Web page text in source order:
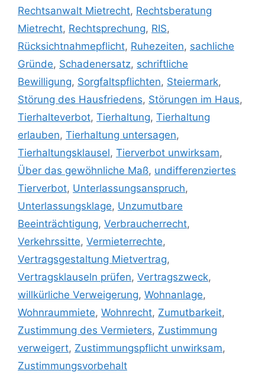
Rechtsanwalt Mietrecht, Rechtsberatung
Mietrecht, Rechtsprechung, RIS,
Rücksichtnahmepflicht, Ruhezeiten, sachliche
Gründe, Schadenersatz, schriftliche
Bewilligung, Sorgfaltspflichten, Steiermark,
Störung des Hausfriedens, Störungen im Haus,
Tierhalteverbot, Tierhaltung, Tierhaltung
erlauben, Tierhaltung untersagen,
Tierhaltungsklausel, Tierverbot unwirksam,
Über das gewöhnliche Maß, undifferenziertes
Tierverbot, Unterlassungsanspruch,
Unterlassungsklage, Unzumutbare
Beeinträchtigung, Verbraucherrecht,
Verkehrssitte, Vermieterrechte,
Vertragsgestaltung Mietvertrag,
Vertragsklauseln prüfen, Vertragszweck,
willkürliche Verweigerung, Wohnanlage,
Wohnraummiete, Wohnrecht, Zumutbarkeit,
Zustimmung des Vermieters, Zustimmung
verweigert, Zustimmungspflicht unwirksam,
Zustimmungsvorbehalt